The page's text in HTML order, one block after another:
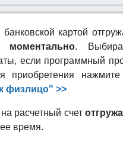
банковской картой
моментально.
если программный
приобретения
физлицо" >>
расчетный счет
время.